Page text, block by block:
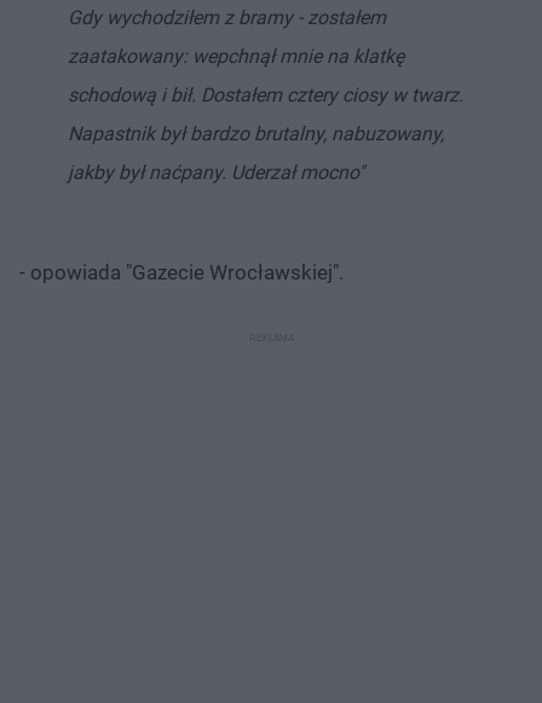
Gdy wychodziłem z bramy - zostałem
zaatakowany: wepchnął mnie na klatkę
schodową i bił. Dostałem cztery ciosy w twarz.
Napastnik był bardzo brutalny, nabuzowany,
jakby był naćpany. Uderzał mocno"
- opowiada "Gazecie Wrocławskiej".